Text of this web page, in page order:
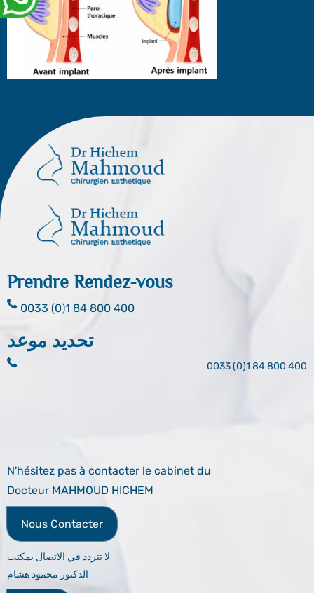
Prendre Rendez-vous
0033 (0)1 84 800 400
تحديد موعد
0033 (0)1 84 800 400
N'hésitez pas à contacter le cabinet du
Docteur MAHMOUD HICHEM
Nous Contacter
لا تتردد في الاتصال بمكتب
الدكتور محمود هشام